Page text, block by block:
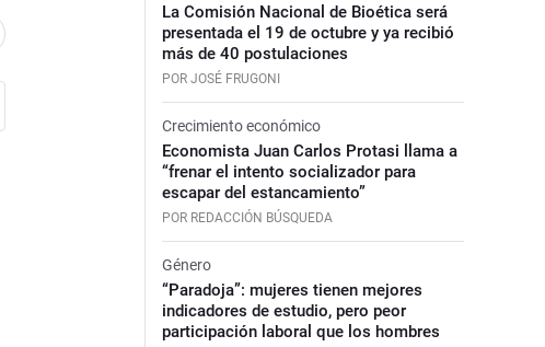
La Comisión Nacional de Bioética será
presentada el 19 de octubre y ya recibió
más de 40 postulaciones
POR JOSÉ FRUGONI
Crecimiento económico
Economista Juan Carlos Protasi llama a
“frenar el intento socializador para
escapar del estancamiento”
POR REDACCIÓN BÚSQUEDA
Género
“Paradoja”: mujeres tienen mejores
indicadores de estudio, pero peor
participación laboral que los hombres